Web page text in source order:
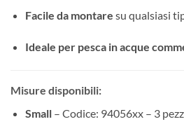
Facile da montare su qualsiasi
Ideale per pesca in acque
Misure disponibili:
Small– Codice: 94056xx – 3